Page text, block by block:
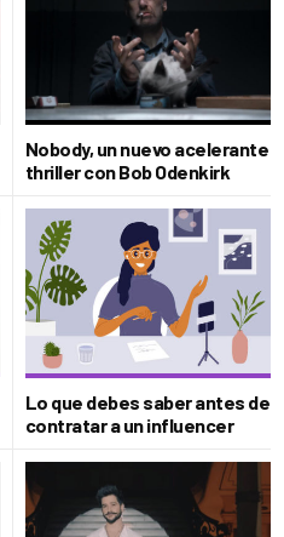
Nobody, un nuevo acelerante
thriller con Bob Odenkirk
Lo que debes saber antes de
contratar a un influencer